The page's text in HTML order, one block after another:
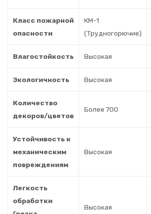
Класс пожарной
опасности
КМ-1
(Трудногорючие)
Влагостойкость Высокая
Экологичность Высокая
Количество
декоров/цветов
Более 700
Устойчивость к
механическим
повреждениям
Высокая
Легкость
обработки
Высокая